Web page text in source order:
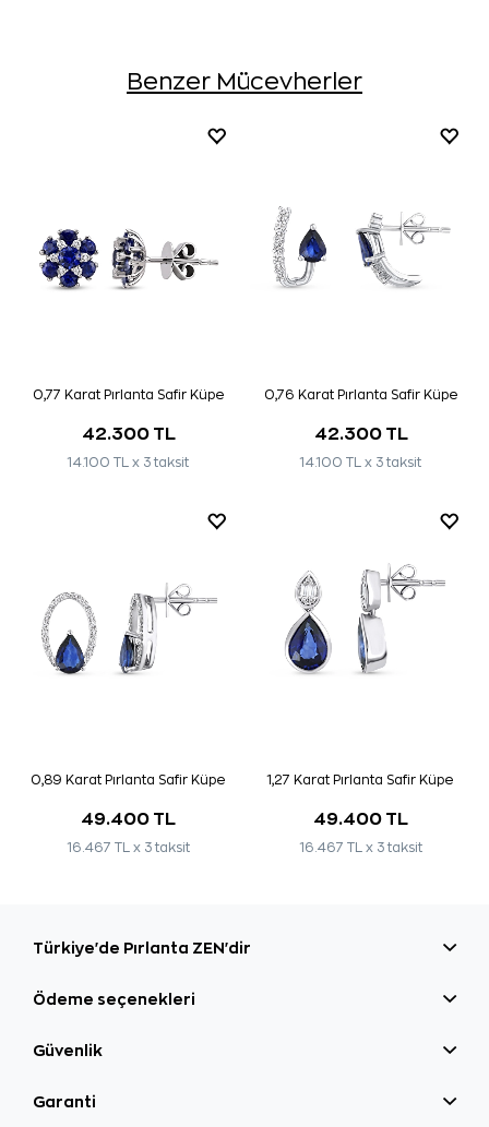
Benzer Mücevherler
0,77 Karat Pırlanta Safir Küpe
42.300 TL
14.100 TL x 3 taksit
0,76 Karat Pırlanta Safir Küpe
42.300 TL
14.100 TL x 3 taksit
0,89 Karat Pırlanta Safir Küpe
49.400 TL
16.467 TL x 3 taksit
1,27 Karat Pırlanta Safir Küpe
49.400 TL
16.467 TL x 3 taksit
Türkiye'de Pırlanta ZEN'dir
Ödeme seçenekleri
Güvenlik
Garanti